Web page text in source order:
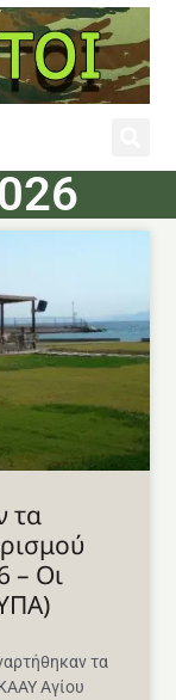
τα
– Οι
τα
Αγίου